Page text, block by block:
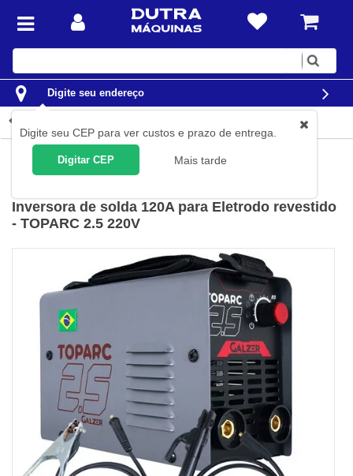
Digite
Digite seu endereço
Digite seu CEP para ver custos e prazo de entrega.
Digitar CEP Mais tarde
Solda Máquinas de Solda Inversoras de Solda
Inversora de solda 120A para Eletrodo revestido
- TOPARC 2.5 220V